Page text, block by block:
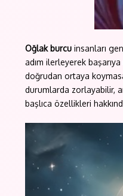
Oğlak burcu insanları
adım ilerleyerek
doğrudan ortaya
durumlarda zorlayabilir,
başlıca özellikleri